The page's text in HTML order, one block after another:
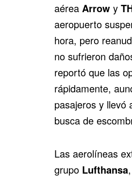
aérea Arrowy
aeropuerto
hora, pero
no sufrieron
reportó que las
rápidamente,
pasajeros y llevó
busca de
Las aerolíneas
grupo Lufthansa